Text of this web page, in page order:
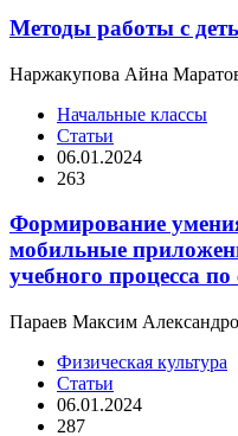
Методы работы с
Наржакупова Айна
Начальные классы
Статьи
06.01.2024
263
Формирование
мобильные
учебного процесса
Параев Максим
Физическая культура
Статьи
06.01.2024
287